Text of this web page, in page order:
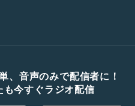
、音声のみで配信者に！
も今すぐラジオ配信